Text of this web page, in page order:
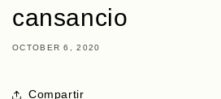
cansancio
OCTOBER 6, 2020
Compartir